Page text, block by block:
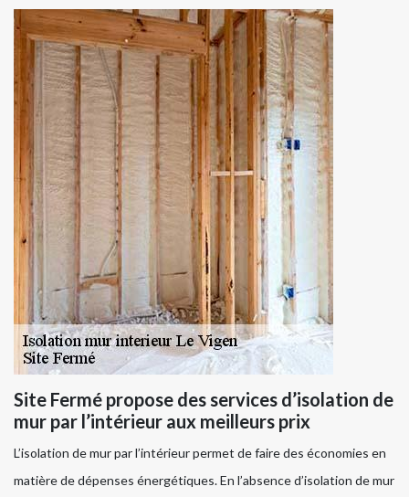
Site Fermé propose des services d’isolation de
mur par l’intérieur aux meilleurs prix
L’isolation de mur par l’intérieur permet de faire des économies en
matière de dépenses énergétiques. En l’absence d’isolation de mur